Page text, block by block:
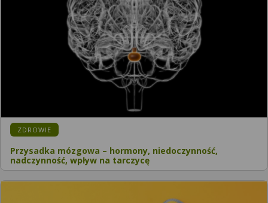
KATEGORIA:
ZDROWIE
Przysadka mózgowa – hormony, niedoczynność,
nadczynność, wpływ na tarczycę